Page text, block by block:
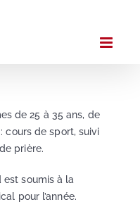
de 25 à 35 ans, de
cours de sport, suivi
prière.
est soumis à la
pour l’année.